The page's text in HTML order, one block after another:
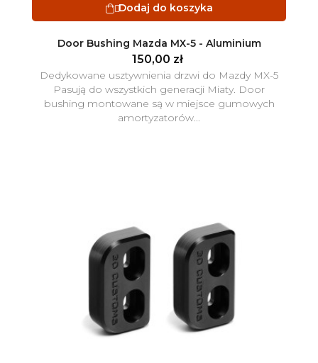
Dodaj do koszyka
Door Bushing Mazda MX-5 - Aluminium
150,00 zł
Dedykowane usztywnienia drzwi do Mazdy MX-5
Pasują do wszystkich generacji Miaty. Door
bushing montowane są w miejsce gumowych
amortyzatorów...